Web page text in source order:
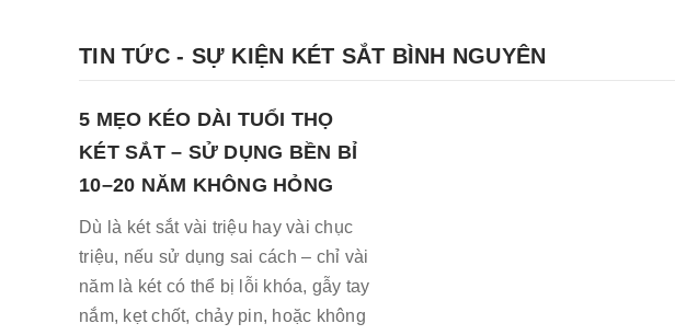
TIN TỨC - SỰ KIỆN KÉT SẮT BÌNH NGUYÊN
5 MẸO KÉO DÀI TUỔI THỌ
KÉT SẮT – SỬ DỤNG BỀN BỈ
10–20 NĂM KHÔNG HỎNG
Dù là két sắt vài triệu hay vài chục
triệu, nếu sử dụng sai cách – chỉ vài
năm là két có thể bị lỗi khóa, gẫy tay
nắm, kẹt chốt, chảy pin, hoặc không